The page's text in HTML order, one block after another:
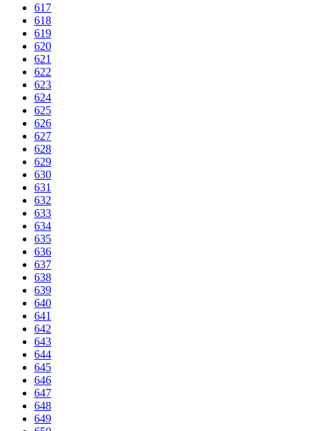
617
618
619
620
621
622
623
624
625
626
627
628
629
630
631
632
633
634
635
636
637
638
639
640
641
642
643
644
645
646
647
648
649